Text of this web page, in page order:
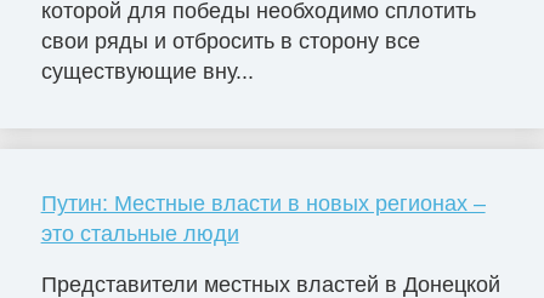
которой для победы необходимо сплотить
свои ряды и отбросить в сторону все
существующие вну...
Путин: Местные власти в новых регионах –
это стальные люди
Представители местных властей в Донецкой